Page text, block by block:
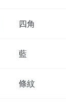
四角
藍
條紋